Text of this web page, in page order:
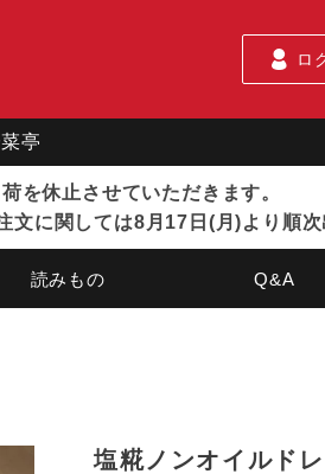
ロ
亭
を休止させていただきます。
に関しては8月17日(月)より順次
読みもの Q&A
塩糀ノンオイルド